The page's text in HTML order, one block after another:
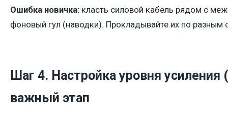
Ошибка новичка: класть силовой кабель рядом с
фоновый гул (наводки). Прокладывайте их по разным
Шаг 4. Настройка уровня
важный этап